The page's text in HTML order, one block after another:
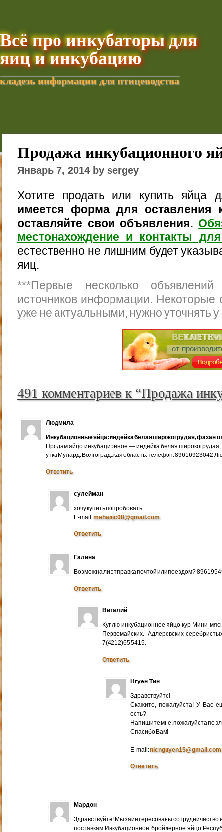
Всё про инкубаторы для
яиц и инкубацию
кладезь информации для птицеводства
Добавить текущую
Продажа инкубационного
Январь 7, 2014 by sergey
Хотите продать или купить яйца
имеется форма для оставления
оставляйте свои объявления.
местонахождение и контакты
естественно не лишним будет
яиц.
***Первые несколько
источников информации. Некоторые
уже не актуальными, нужно уточнять
491 комментариев к “Продажа
Людмила
Инкубационные яйца: индейка белая широкогрудая, фазан
Продам яйцо инкубационное — индейка белая
утка Мулард. Волгоградская область. телефон: 89616923042
Ответить
сулейман
хочу купить попробовать
E-mail:mehanic08@gmail.com
Ответить
Галина
Возможна ли отправка почтой или поездом?
Ответить
Виталий
Куплю инкубационное яйцо кур Мини-
Первомайских. Адлеровских-
7(4212)65 5415.
Ответить
Нгуен Тин
Здравствуйте!
Скажите, пожалуйста! У Вас
есть?
Напишите мне, пожалуйста по
Cпасибо Вам!
E-mail:nicnguyen15@gmail.com
Ответить
Мардон
Здравствуйте! Мы заинтересованы сотрудничество
поставкам Инкубационное бройлерное яйцо